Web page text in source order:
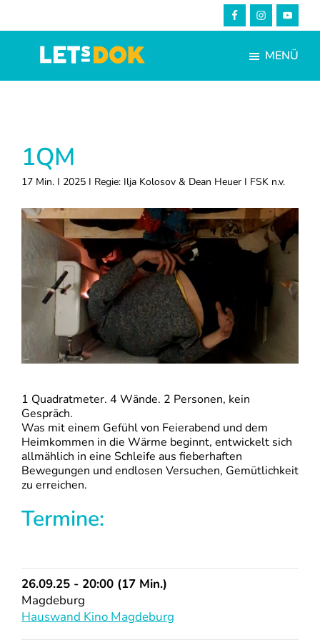
to
content
Fußzeile
springen
LETsDOK
Bundesweite
MENÜ
1QM
17 Min. I 2025 I Regie: Ilja Kolosov & Dean Heuer I FSK n.v.
1 Quadratmeter. 4 Wände. 2 Personen, kein
Gespräch.
Was mit einem Gefühl von Feierabend und dem
Heimkommen in die Wärme beginnt, entwickelt sich
allmählich in eine Schleife aus fieberhaften
Bewegungen und endlosen Versuchen, Gemütlichkeit
zu erreichen.
Termine:
26.09.25 - 20:00 (17 Min.)
Magdeburg
Hauswand Kino Magdeburg